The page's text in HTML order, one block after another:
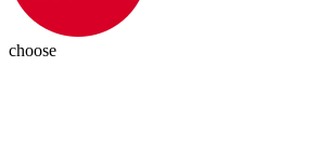
choose